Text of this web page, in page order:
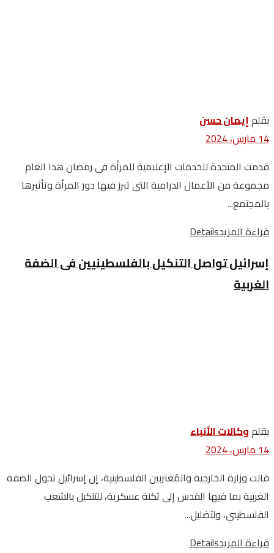
بقلم إيمان حسن
14 مارس، 2024
قدمت المتحدة للخدمات الإعلامية للمرأة فى رمضان هذا العام
مجموعة من الأعمال الدرامية التى تبرز فيها دور المرأة وتأثيرها
بالمجتمع...
قراءة المزيدDetails
إسرائيل تواصل التنكيل بالفلسطينيين فى الضفة
الغربية
بقلموكالات‭ ‬الأنباء
14 مارس، 2024
قالت وزارة الخارجية والمُغتربين الفلسطينية، إن إسرائيل تحول الضفة
الغربية بما فيها القدس إلى ثكنة عسكرية، للتنكيل بالشعب
الفلسطيني، ولتضليل...
قراءة المزيدDetails